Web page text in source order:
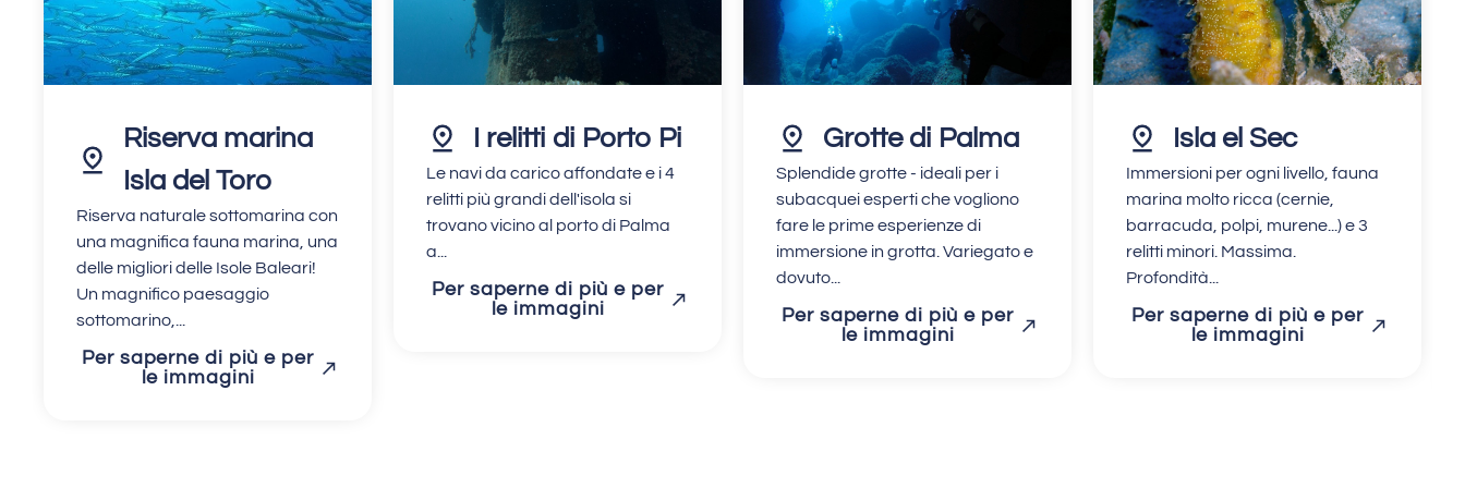
Riserva marina
Isla del Toro
Riserva naturale sottomarina con
una magnifica fauna marina, una
delle migliori delle Isole Baleari!
Un magnifico paesaggio
sottomarino,...
Per saperne di più e per
le immagini
I relitti di Porto Pi
Le navi da carico affondate e i 4
relitti più grandi dell'isola si
trovano vicino al porto di Palma
a...
Per saperne di più e per
le immagini
Grotte di Palma
Splendide grotte - ideali per i
subacquei esperti che vogliono
fare le prime esperienze di
immersione in grotta. Variegato e
dovuto...
Per saperne di più e per
le immagini
Isla el Sec
Immersioni per ogni livello, fauna
marina molto ricca (cernie,
barracuda, polpi, murene...) e 3
relitti minori. Massima.
Profondità...
Per saperne di più e per
le immagini